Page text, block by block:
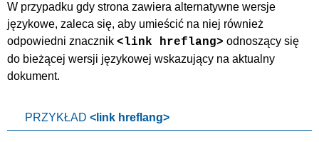
W przypadku gdy strona zawiera alternatywne wersje
językowe, zaleca się, aby umieścić na niej również
odpowiedni znacznik <link hreflang> odnoszący się
do bieżącej wersji językowej wskazujący na aktualny
dokument.
PRZYKŁAD <link hreflang>